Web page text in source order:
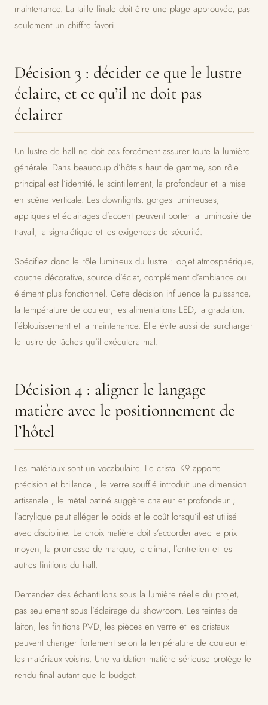
maintenance. La taille finale doit être une plage approuvée, pas
seulement un chiffre favori.
Décision 3 : décider ce que le lustre
éclaire, et ce qu’il ne doit pas
éclairer
Un lustre de hall ne doit pas forcément assurer toute la lumière
générale. Dans beaucoup d’hôtels haut de gamme, son rôle
principal est l’identité, le scintillement, la profondeur et la mise
en scène verticale. Les downlights, gorges lumineuses,
appliques et éclairages d’accent peuvent porter la luminosité de
travail, la signalétique et les exigences de sécurité.
Spécifiez donc le rôle lumineux du lustre : objet atmosphérique,
couche décorative, source d’éclat, complément d’ambiance ou
élément plus fonctionnel. Cette décision influence la puissance,
la température de couleur, les alimentations LED, la gradation,
l’éblouissement et la maintenance. Elle évite aussi de surcharger
le lustre de tâches qu’il exécutera mal.
Décision 4 : aligner le langage
matière avec le positionnement de
l’hôtel
Les matériaux sont un vocabulaire. Le cristal K9 apporte
précision et brillance ; le verre soufflé introduit une dimension
artisanale ; le métal patiné suggère chaleur et profondeur ;
l’acrylique peut alléger le poids et le coût lorsqu’il est utilisé
avec discipline. Le choix matière doit s’accorder avec le prix
moyen, la promesse de marque, le climat, l’entretien et les
autres finitions du hall.
Demandez des échantillons sous la lumière réelle du projet,
pas seulement sous l’éclairage du showroom. Les teintes de
laiton, les finitions PVD, les pièces en verre et les cristaux
peuvent changer fortement selon la température de couleur et
les matériaux voisins. Une validation matière sérieuse protège le
rendu final autant que le budget.